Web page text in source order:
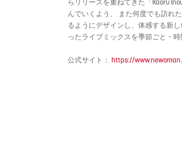
らリリースを重ねてきた「Kaoru
んでいくよう、 また何度でも訪れ
るようにデザインし、体感する新
ったライブミックスを季節ごと・
公式サイト： https://